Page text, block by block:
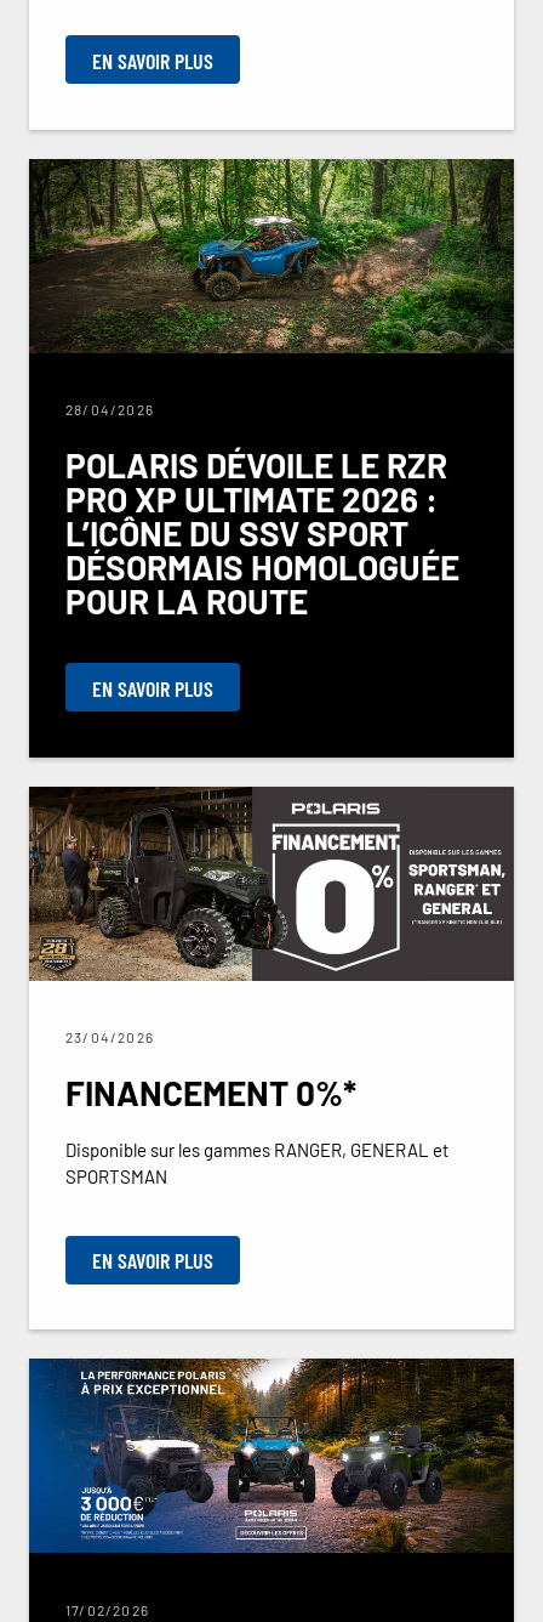
EN SAVOIR PLUS
28/04/2026
POLARIS DÉVOILE LE RZR
PRO XP ULTIMATE 2026 :
L’ICÔNE DU SSV SPORT
DÉSORMAIS HOMOLOGUÉE
POUR LA ROUTE
EN SAVOIR PLUS
23/04/2026
FINANCEMENT 0%*
Disponible sur les gammes RANGER, GENERAL et
SPORTSMAN
EN SAVOIR PLUS
17/02/2026